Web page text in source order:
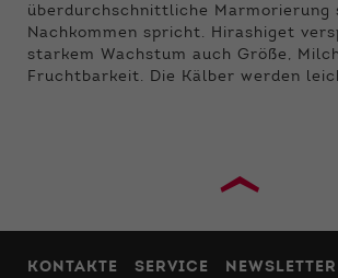
überdurchschnittliche Marmorierung
Nachkommen spricht. Hirashiget
starkem Wachstum auch Größe,
Fruchtbarkeit. Die Kälber werden
›
KONTAKTE SERVICE
NEWSLETTER